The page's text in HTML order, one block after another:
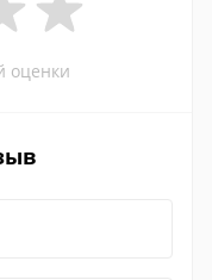
оценки